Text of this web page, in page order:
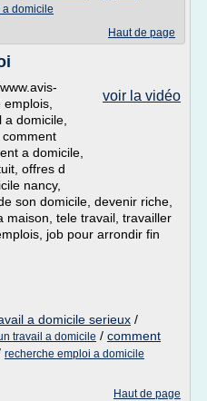
domicile
Haut de page
voir la vidéo
domicile,
a domicile,
offres d
nancy,
son domicile, devenir riche,
maison, tele travail, travailler
job pour arrondir fin
a domicile serieux /
travail a domicile / comment
recherche emploi a domicile
Haut de page